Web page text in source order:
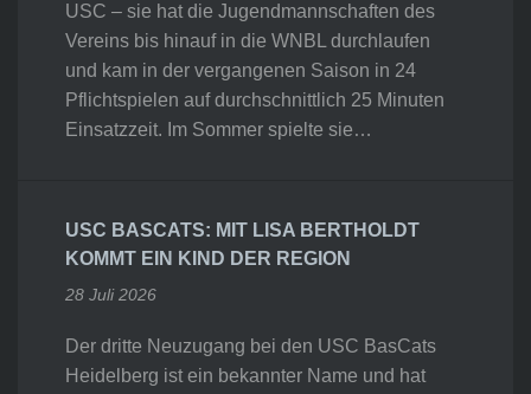
USC – sie hat die Jugendmannschaften des
Vereins bis hinauf in die WNBL durchlaufen
und kam in der vergangenen Saison in 24
Pflichtspielen auf durchschnittlich 25 Minuten
Einsatzzeit. Im Sommer spielte sie…
USC BASCATS: MIT LISA BERTHOLDT
KOMMT EIN KIND DER REGION
28 Juli 2026
Der dritte Neuzugang bei den USC BasCats
Heidelberg ist ein bekannter Name und hat